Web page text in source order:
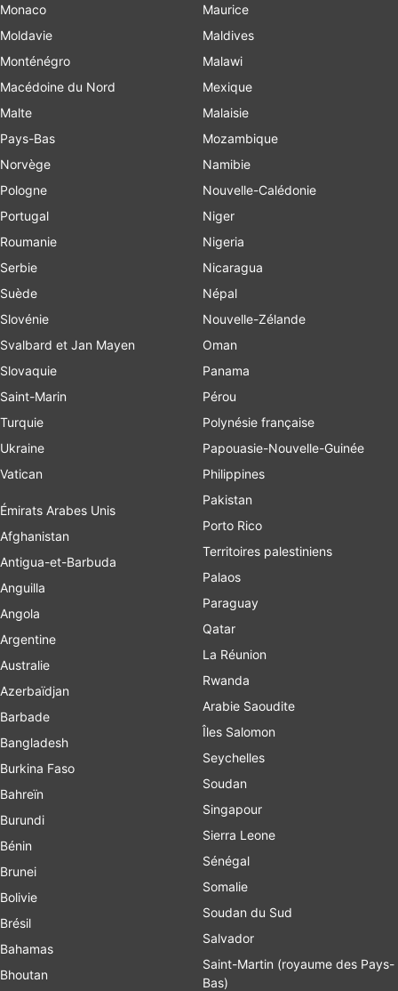
Monaco
Moldavie
Monténégro
Macédoine du Nord
Malte
Pays-Bas
Norvège
Pologne
Portugal
Roumanie
Serbie
Suède
Slovénie
Svalbard et Jan Mayen
Slovaquie
Saint-Marin
Turquie
Ukraine
Vatican
Émirats Arabes Unis
Afghanistan
Antigua-et-Barbuda
Anguilla
Angola
Argentine
Australie
Azerbaïdjan
Barbade
Bangladesh
Burkina Faso
Bahreïn
Burundi
Bénin
Brunei
Bolivie
Brésil
Bahamas
Bhoutan
Maurice
Maldives
Malawi
Mexique
Malaisie
Mozambique
Namibie
Nouvelle-Calédonie
Niger
Nigeria
Nicaragua
Népal
Nouvelle-Zélande
Oman
Panama
Pérou
Polynésie française
Papouasie-Nouvelle-Guinée
Philippines
Pakistan
Porto Rico
Territoires palestiniens
Palaos
Paraguay
Qatar
La Réunion
Rwanda
Arabie Saoudite
Îles Salomon
Seychelles
Soudan
Singapour
Sierra Leone
Sénégal
Somalie
Soudan du Sud
Salvador
Saint-Martin (royaume des Pays-
Bas)